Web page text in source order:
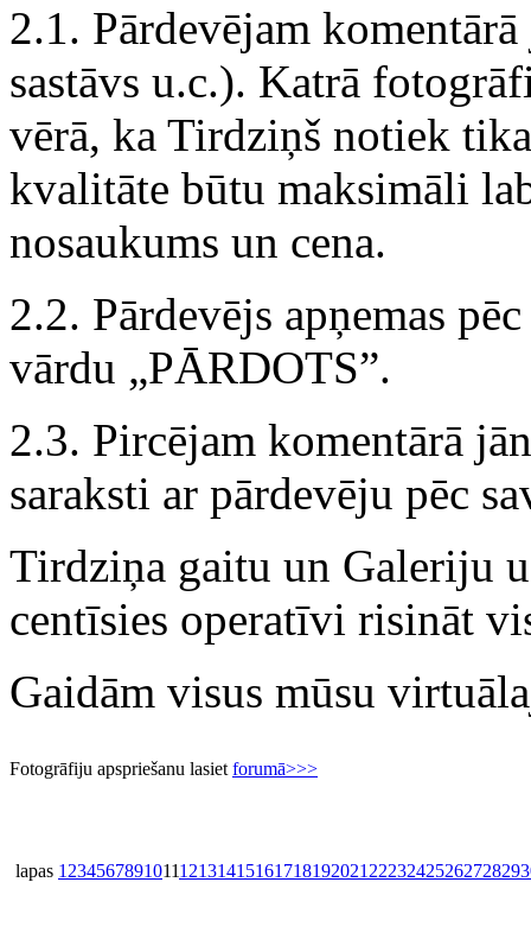
2.1. Pārdevējam
sastāvs u.c.). Katrā
vērā, ka Tirdziņš notiek
kvalitāte būtu maksimāli
nosaukums un cena.
2.2. Pārdevējs apņemas
vārdu „PĀRDOTS”.
2.3. Pircējam komentārā
saraksti ar pārdevēju pēc
Tirdziņa gaitu un Galeriju
centīsies operatīvi risināt
Gaidām visus mūsu
Fotogrāfiju apspriešanu lasiet forumā>>>
lapas 1 23456789101112131415161718192021 2223242526272829